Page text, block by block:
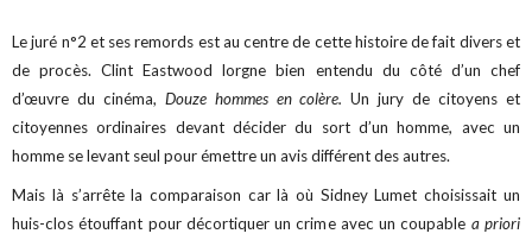
Le juré n°2 et ses remords est au centre de cette histoire de fait divers et
de procès. Clint Eastwood lorgne bien entendu du côté d’un chef
d’œuvre du cinéma, Douze hommes en colère. Un jury de citoyens et
citoyennes ordinaires devant décider du sort d’un homme, avec un
homme se levant seul pour émettre un avis différent des autres.
Mais là s’arrête la comparaison car là où Sidney Lumet choisissait un
huis-clos étouffant pour décortiquer un crime avec un coupable a priori